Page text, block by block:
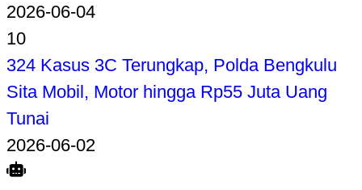
2026-06-04
10
324 Kasus 3C Terungkap, Polda Bengkulu
Sita Mobil, Motor hingga Rp55 Juta Uang
Tunai
2026-06-02